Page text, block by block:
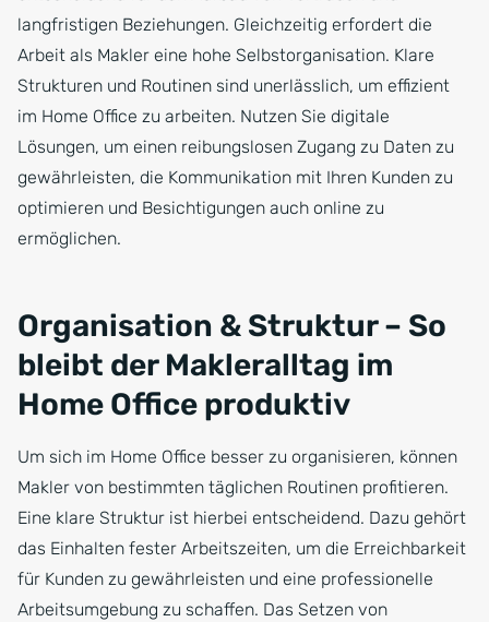
langfristigen Beziehungen. Gleichzeitig erfordert die
Arbeit als Makler eine hohe Selbstorganisation. Klare
Strukturen und Routinen sind unerlässlich, um effizient
im Home Office zu arbeiten. Nutzen Sie digitale
Lösungen, um einen reibungslosen Zugang zu Daten zu
gewährleisten, die Kommunikation mit Ihren Kunden zu
optimieren und Besichtigungen auch online zu
ermöglichen.
Organisation & Struktur – So
bleibt der Makleralltag im
Home Office produktiv
Um sich im Home Office besser zu organisieren, können
Makler von bestimmten täglichen Routinen profitieren.
Eine klare Struktur ist hierbei entscheidend. Dazu gehört
das Einhalten fester Arbeitszeiten, um die Erreichbarkeit
für Kunden zu gewährleisten und eine professionelle
Arbeitsumgebung zu schaffen. Das Setzen von